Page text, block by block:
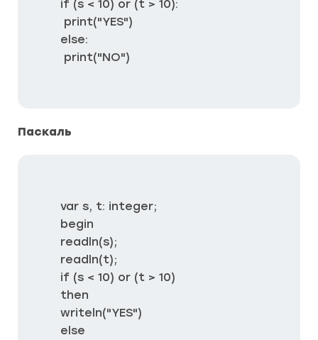
if (s < 10) or (t > 10):
else:
print("NO")
Паскаль
var s, t: integer;
begin
readln(s);
readln(t);
if (s < 10) or (t > 10)
then
writeln("YES")
else